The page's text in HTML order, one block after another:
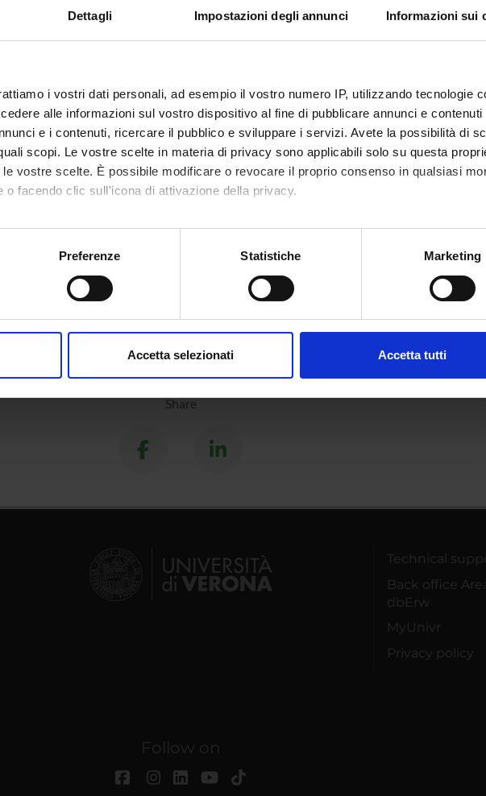
Dettagli Impostazioni degli annunci Informazioni sui
i vostri dati personali, ad esempio il vostro numero IP, utilizzando tecnologie
alle informazioni sul vostro dispositivo al fine di pubblicare annunci e contenuti
e i contenuti, ricercare il pubblico e sviluppare i servizi. Avete la possibilità di
scopi. Le vostre scelte in materia di privacy sono applicabili solo su questa
vostre scelte. È possibile modificare o revocare il proprio consenso in qualsiasi
o facendo clic sull'icona di attivazione della privacy.
anche:
sulla tua posizione geografica, con un'approssimazione di qualche metro,
in qualsiasi momento dalla Dichiarazione sui cookie.
e social media, i quali potrebbero combinarle con altre informazioni che hai fornito
Preferenze Statistiche Marketing
Accetta selezionati Accetta tutti
two (moving) mobile manipulators, (b) a cooperative assembly example and (c) a fetch
results will be the software toolbox (open sourced), the teaching material, including a
and run the showcase in class).
Funds:
assigned and managed by the department
EUROPA - Progetti Europei
PARTICIPANTS
Share
Technical
Back office
dbErw
MyUnivr
Privacy policy
Follow on